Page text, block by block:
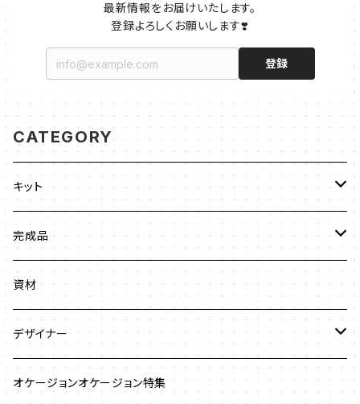
最新情報をお届けいたします。
登録よろしくお願いします❣️
登録
CATEGORY
キット
ビーズステッチ
ネックレス
ストラップ
ジュエリークロッシェ
クロッシェ
ワイヤーワーク
完成品
ネックレス
ブレスレット
ピアス
資材
デザイナー
澤田美子
オケージョンオケージョン特集